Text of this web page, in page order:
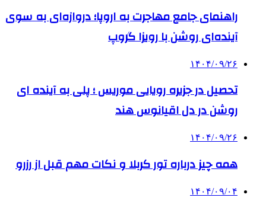
راهنمای جامع مهاجرت به اروپا؛ دروازه‌ای به سوی
آینده‌ای روشن با رویزا گروپ
۱۴۰۴/۰۹/۲۶
تحصیل در جزیره رویایی موریس ؛ پلی به آینده ‌ای
روشن در دل اقیانوس ‌هند
۱۴۰۴/۰۹/۲۶
همه چیز درباره تور کربلا و نکات مهم قبل از رزرو
۱۴۰۴/۰۹/۰۴